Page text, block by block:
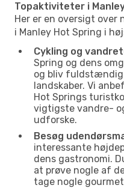
Topaktiviteter i
Her er en oversigt
i Manley Hot Spring i
Cykling og
Spring og dens
og bliv
landskaber. Vi
Hot Springs
vigtigste vandre-
udforske.
Besøg
interessante
dens gastronomi.
at prøve nogle af
tage nogle